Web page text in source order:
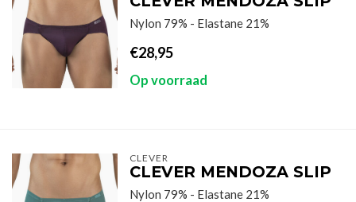
Nylon 79% - Elastane 21%
€28,95
Op voorraad
CLEVER
CLEVER MENDOZA SLIP
Nylon 79% - Elastane 21%